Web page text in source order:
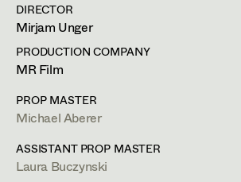
Art Department
Costume Department
Retired Members
Honorary Members
30 Bullets
A. Arash Riahi, Cinema
Blind Ermittelt 15
Crystal Wall - Staffel 2
Der Geier - Blut & Zweifel
DIRECTOR
Mirjam Unger
PRODUCTION COMPANY
MR Film
PROP MASTER
Michael Aberer
ASSISTANT PROP MASTER
Laura Buczynski